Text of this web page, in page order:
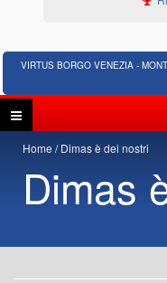
VIRTUS BORGO VENEZIA -
Home Dimas è dei nostri
Dimas